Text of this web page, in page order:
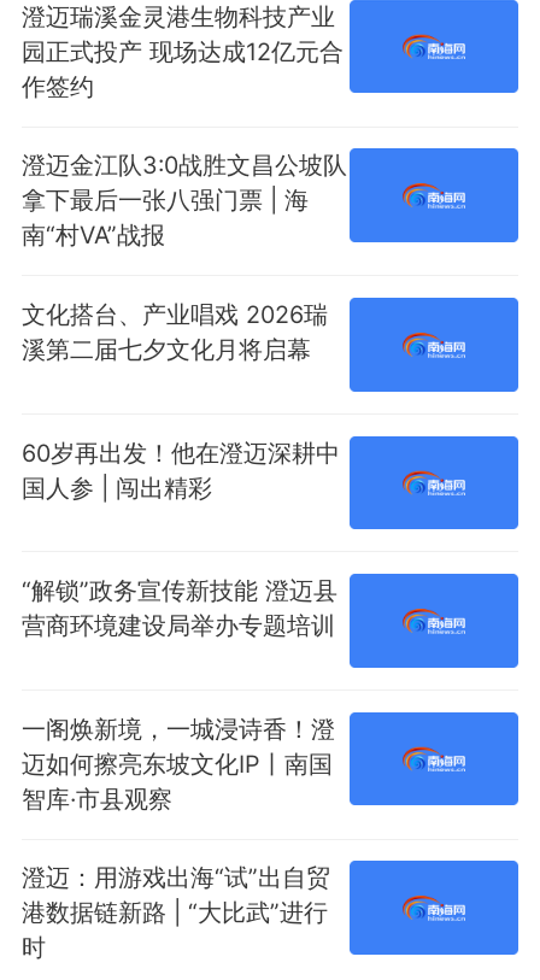
澄迈瑞溪金灵港生物科技产业
园正式投产 现场达成12亿元合
作签约
澄迈金江队3:0战胜文昌公坡队
拿下最后一张八强门票 | 海
南“村VA”战报
文化搭台、产业唱戏 2026瑞
溪第二届七夕文化月将启幕
60岁再出发！他在澄迈深耕中
国人参 | 闯出精彩
“解锁”政务宣传新技能 澄迈县
营商环境建设局举办专题培训
一阁焕新境，一城浸诗香！澄
迈如何擦亮东坡文化IP丨南国
智库·市县观察
澄迈：用游戏出海“试”出自贸
港数据链新路 | “大比武”进行
时